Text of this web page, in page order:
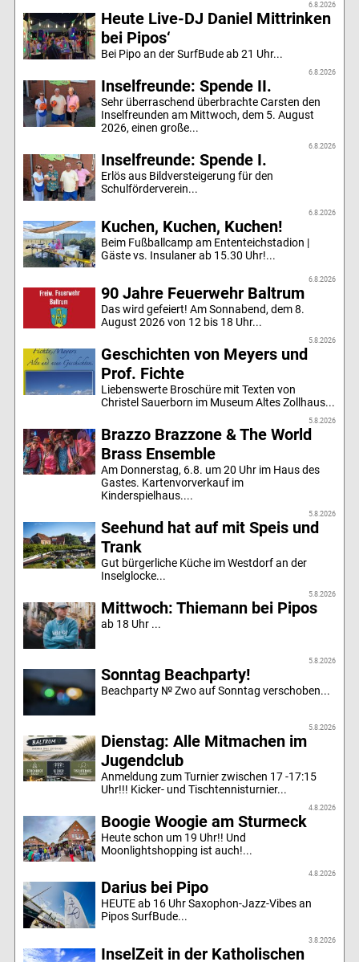
6.8.2026
Heute Live-DJ Daniel Mittrinken
bei Pipos‘
Bei Pipo an der SurfBude ab 21 Uhr...
6.8.2026
Inselfreunde: Spende II.
Sehr überraschend überbrachte Carsten den
Inselfreunden am Mittwoch, dem 5. August
2026, einen große...
6.8.2026
Inselfreunde: Spende I.
Erlös aus Bildversteigerung für den
Schulförderverein...
6.8.2026
Kuchen, Kuchen, Kuchen!
Beim Fußballcamp am Ententeichstadion |
Gäste vs. Insulaner ab 15.30 Uhr!...
6.8.2026
90 Jahre Feuerwehr Baltrum
Das wird gefeiert! Am Sonnabend, dem 8.
August 2026 von 12 bis 18 Uhr...
5.8.2026
Geschichten von Meyers und
Prof. Fichte
Liebenswerte Broschüre mit Texten von
Christel Sauerborn im Museum Altes Zollhaus...
5.8.2026
Brazzo Brazzone & The World
Brass Ensemble
Am Donnerstag, 6.8. um 20 Uhr im Haus des
Gastes. Kartenvorverkauf im
Kinderspielhaus....
5.8.2026
Seehund hat auf mit Speis und
Trank
Gut bürgerliche Küche im Westdorf an der
Inselglocke...
5.8.2026
Mittwoch: Thiemann bei Pipos
ab 18 Uhr ...
5.8.2026
Sonntag Beachparty!
Beachparty № Zwo auf Sonntag verschoben...
5.8.2026
Dienstag: Alle Mitmachen im
Jugendclub
Anmeldung zum Turnier zwischen 17 -17:15
Uhr!!! Kicker- und Tischtennisturnier...
4.8.2026
Boogie Woogie am Sturmeck
Heute schon um 19 Uhr!! Und
Moonlightshopping ist auch!...
4.8.2026
Darius bei Pipo
HEUTE ab 16 Uhr Saxophon-Jazz-Vibes an
Pipos SurfBude...
3.8.2026
InselZeit in der Katholischen